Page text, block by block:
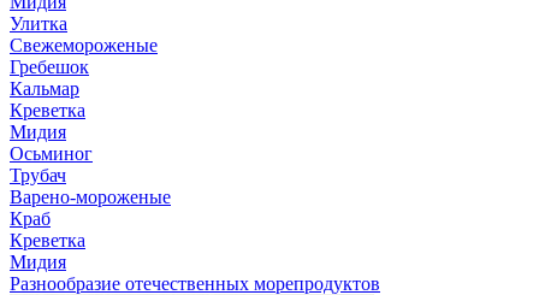
Улитка
Свежемороженые
Гребешок
Кальмар
Креветка
Мидия
Осьминог
Трубач
Варено-мороженые
Краб
Креветка
Мидия
Разнообразие отечественных морепродуктов